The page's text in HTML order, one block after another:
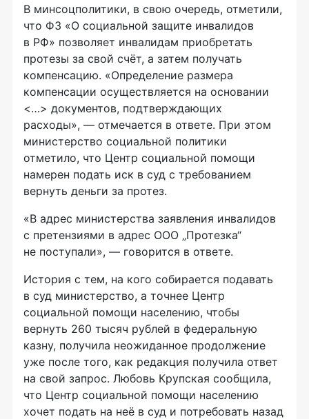
В минсоцполитики, в свою очередь, отметили,
что ФЗ «О социальной защите инвалидов
в РФ» позволяет инвалидам приобретать
протезы за свой счёт, а затем получать
компенсацию. «Определение размера
компенсации осуществляется на основании
<…> документов, подтверждающих
расходы», — отмечается в ответе. При этом
министерство социальной политики
отметило, что Центр социальной помощи
намерен подать иск в суд с требованием
вернуть деньги за протез.
«В адрес министерства заявления инвалидов
с претензиями в адрес ООО „Протезка“
не поступали», — говорится в ответе.
История с тем, на кого собирается подавать
в суд министерство, а точнее Центр
социальной помощи населению, чтобы
вернуть 260 тысяч рублей в федеральную
казну, получила неожиданное продолжение
уже после того, как редакция получила ответ
на свой запрос. Любовь Крупская сообщила,
что Центр социальной помощи населению
хочет подать на неё в суд и потребовать назад